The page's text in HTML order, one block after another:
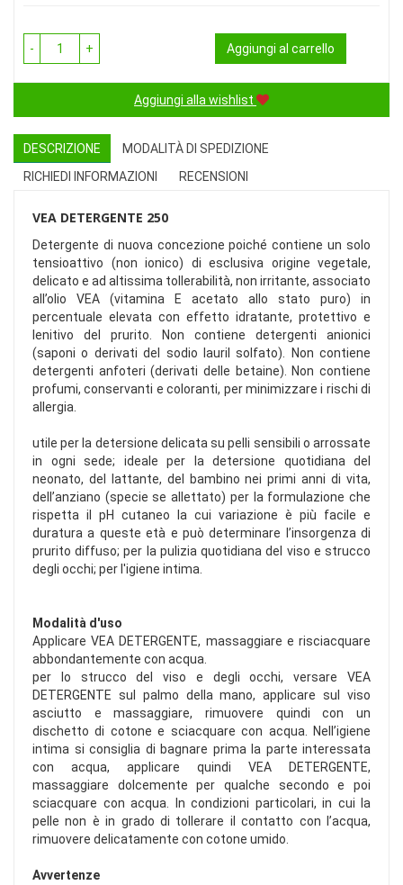
- + Aggiungi al carrello
Aggiungi alla wishlist
DESCRIZIONE
MODALITÀ DI SPEDIZIONE
RICHIEDI INFORMAZIONI
RECENSIONI
VEA DETERGENTE 250
Detergente di nuova concezione poiché contiene un solo
tensioattivo (non ionico) di esclusiva origine vegetale,
delicato e ad altissima tollerabilità, non irritante, associato
all’olio VEA (vitamina E acetato allo stato puro) in
percentuale elevata con effetto idratante, protettivo e
lenitivo del prurito. Non contiene detergenti anionici
(saponi o derivati del sodio lauril solfato). Non contiene
detergenti anfoteri (derivati delle betaine). Non contiene
profumi, conservanti e coloranti, per minimizzare i rischi di
allergia.
utile per la detersione delicata su pelli sensibili o arrossate
in ogni sede; ideale per la detersione quotidiana del
neonato, del lattante, del bambino nei primi anni di vita,
dell’anziano (specie se allettato) per la formulazione che
rispetta il pH cutaneo la cui variazione è più facile e
duratura a queste età e può determinare l’insorgenza di
prurito diffuso; per la pulizia quotidiana del viso e strucco
degli occhi; per l'igiene intima.
Modalità d'uso
Applicare VEA DETERGENTE, massaggiare e risciacquare
abbondantemente con acqua.
per lo strucco del viso e degli occhi, versare VEA
DETERGENTE sul palmo della mano, applicare sul viso
asciutto e massaggiare, rimuovere quindi con un
dischetto di cotone e sciacquare con acqua. Nell’igiene
intima si consiglia di bagnare prima la parte interessata
con acqua, applicare quindi VEA DETERGENTE,
massaggiare dolcemente per qualche secondo e poi
sciacquare con acqua. In condizioni particolari, in cui la
pelle non è in grado di tollerare il contatto con l’acqua,
rimuovere delicatamente con cotone umido.
Avvertenze